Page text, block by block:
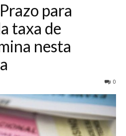
para
taxa de
nesta
0